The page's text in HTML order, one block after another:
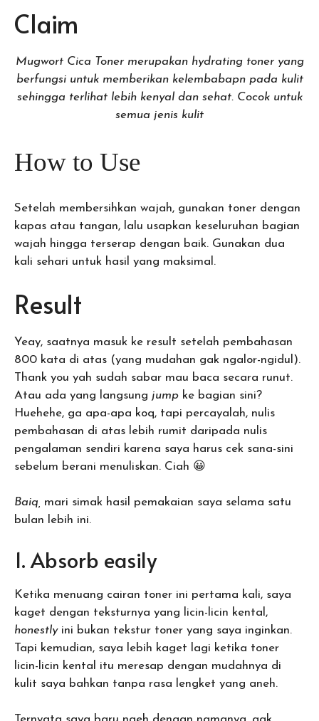
Claim
Mugwort Cica Toner merupakan hydrating toner yang
berfungsi untuk memberikan kelembabapn pada kulit
sehingga terlihat lebih kenyal dan sehat. Cocok untuk
semua jenis kulit
How to Use
Setelah membersihkan wajah, gunakan toner dengan
kapas atau tangan, lalu usapkan keseluruhan bagian
wajah hingga terserap dengan baik. Gunakan dua
kali sehari untuk hasil yang maksimal.
Result
Yeay, saatnya masuk ke result setelah pembahasan
800 kata di atas (yang mudahan gak ngalor-ngidul).
Thank you yah sudah sabar mau baca secara runut.
Atau ada yang langsung jump ke bagian sini?
Huehehe, ga apa-apa koq, tapi percayalah, nulis
pembahasan di atas lebih rumit daripada nulis
pengalaman sendiri karena saya harus cek sana-sini
sebelum berani menuliskan. Ciah 😀
Baiq, mari simak hasil pemakaian saya selama satu
bulan lebih ini.
1. Absorb easily
Ketika menuang cairan toner ini pertama kali, saya
kaget dengan teksturnya yang licin-licin kental,
honestlyini bukan tekstur toner yang saya inginkan.
Tapi kemudian, saya lebih kaget lagi ketika toner
licin-licin kental itu meresap dengan mudahnya di
kulit saya bahkan tanpa rasa lengket yang aneh.